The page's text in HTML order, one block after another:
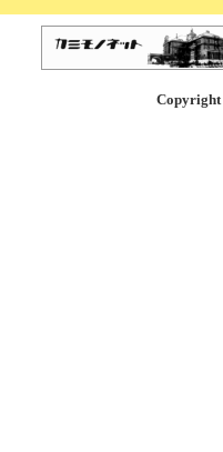
Copyright